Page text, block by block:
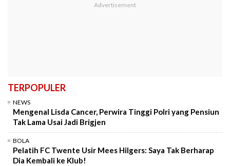
TERPOPULER
NEWS
Mengenal Lisda Cancer, Perwira Tinggi Polri yang Pensiun
Tak Lama Usai Jadi Brigjen
BOLA
Pelatih FC Twente Usir Mees Hilgers: Saya Tak Berharap
Dia Kembali ke Klub!